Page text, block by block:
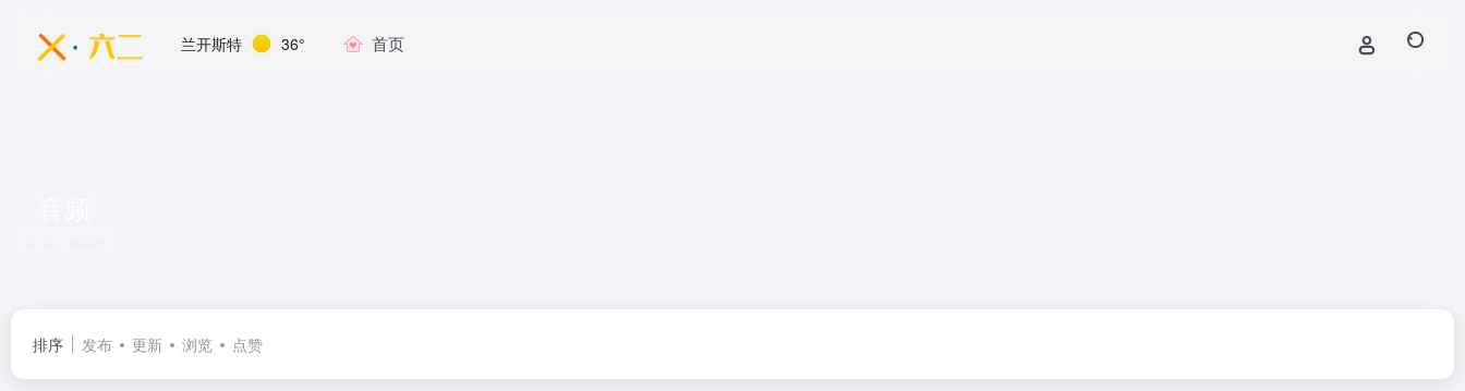
兰开斯特 36° 首页
排序 发布 更新 浏览 点赞